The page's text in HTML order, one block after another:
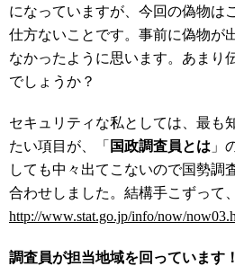
になっていますが、今回の偽物は
仕方ないことです。事前に偽物が
なかったように思います。あまり
でしょうか？
セキュリティな私としては、最も
たい項目が、「 国政調査員とは 」
しても中々出てこないので国勢調
合わせしました。結構手こずって
http://www.stat.go.jp/info/now/
調査員が担当地域を回っています！